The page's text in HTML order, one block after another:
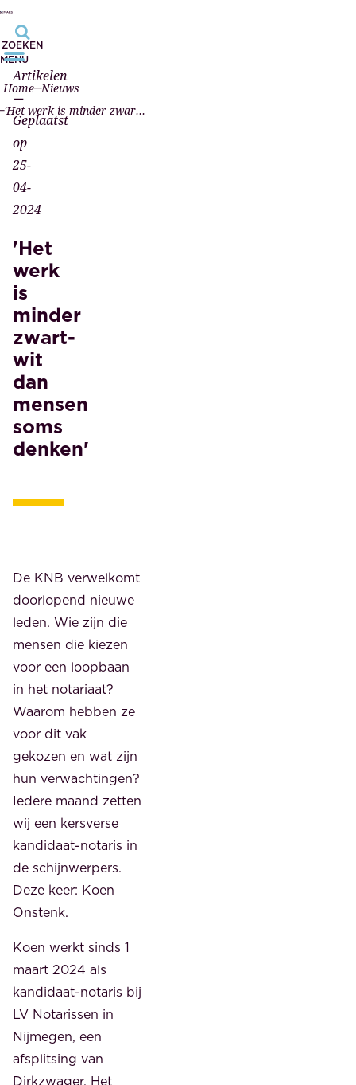
ZOEKEN
MENU
Home Nieuws
'Het werk is minder zwart-wit dan mensen soms denken'
Artikelen
—
Geplaatst
op
25-
04-
2024
'Het
werk
is
minder
zwart-
wit
dan
mensen
soms
denken'
De KNB verwelkomt
doorlopend nieuwe
leden. Wie zijn die
mensen die kiezen
voor een loopbaan
in het notariaat?
Waarom hebben ze
voor dit vak
gekozen en wat zijn
hun verwachtingen?
Iedere maand zetten
wij een kersverse
kandidaat-notaris in
de schijnwerpers.
Deze keer: Koen
Onstenk.
Koen werkt sinds 1
maart 2024 als
kandidaat-notaris bij
LV Notarissen in
Nijmegen, een
afsplitsing van
Dirkzwager. Het